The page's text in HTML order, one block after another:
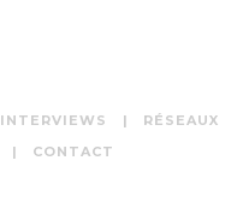
INTERVIEWS
RÉSEAUX
CONTACT